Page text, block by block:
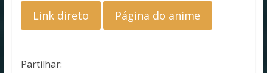
Link direto Página do anime
Partilhar: